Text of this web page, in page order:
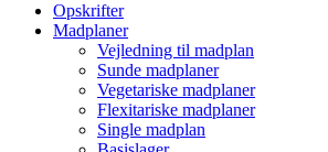
Opskrifter
Madplaner
Vejledning til madplan
Sunde madplaner
Vegetariske madplaner
Flexitariske madplaner
Single madplan